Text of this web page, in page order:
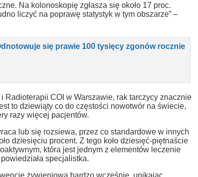
Na kolonoskopię zgłasza się około 17 proc.
liczyć na poprawę statystyk w tym obszarze” –
się prawie 100 tysięcy zgonów rocznie
Radioterapii COI w Warszawie, rak tarczycy znacznie
to dziewiąty co do częstości nowotwór na świecie,
razy więcej pacjentów.
lub się rozsiewa, przez co standardowe w innych
dziesięciu procent. Z tego koło dziesięć-piętnaście
która jest jednym z elementów leczenie
specjalistka.
żywieniową bardzo wcześnie, unikając